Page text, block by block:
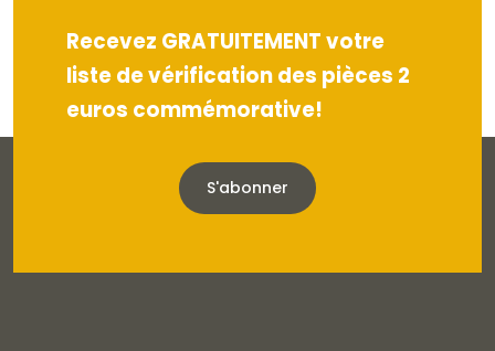
Recevez GRATUITEMENT votre
liste de vérification des pièces 2
euros commémorative!
S'abonner